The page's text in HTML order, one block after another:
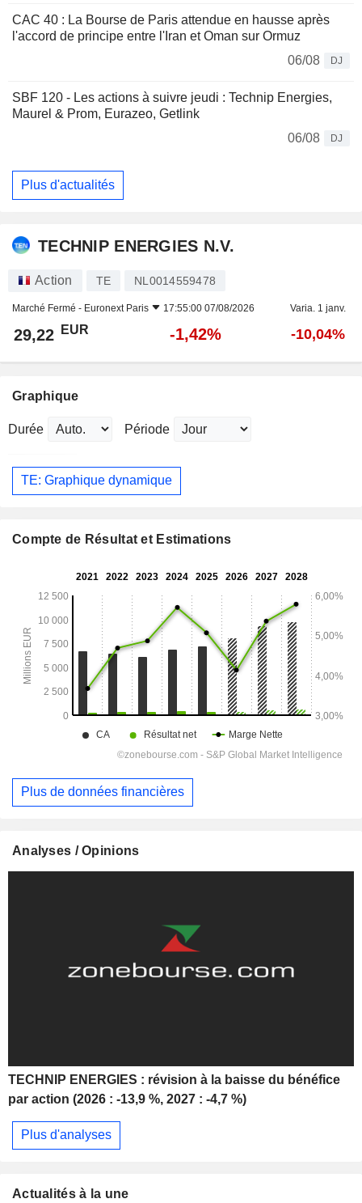
CAC 40 : La Bourse de Paris attendue en hausse après
l'accord de principe entre l'Iran et Oman sur Ormuz
06/08
DJ
SBF 120 - Les actions à suivre jeudi : Technip Energies,
Maurel & Prom, Eurazeo, Getlink
06/08
DJ
Plus d'actualités
TECHNIP ENERGIES N.V.
Action TE NL0014559478
Marché Fermé - Euronext Paris 17:55:00 07/08/2026 Varia. 1 janv.
29,22 EUR -1,42% -10,04%
Graphique
Durée Période
TE: Graphique dynamique
Compte de Résultat et Estimations
Plus de données financières
Analyses / Opinions
TECHNIP ENERGIES : révision à la baisse du bénéfice
par action (2026 : -13,9 %, 2027 : -4,7 %)
Plus d'analyses
Actualités à la une